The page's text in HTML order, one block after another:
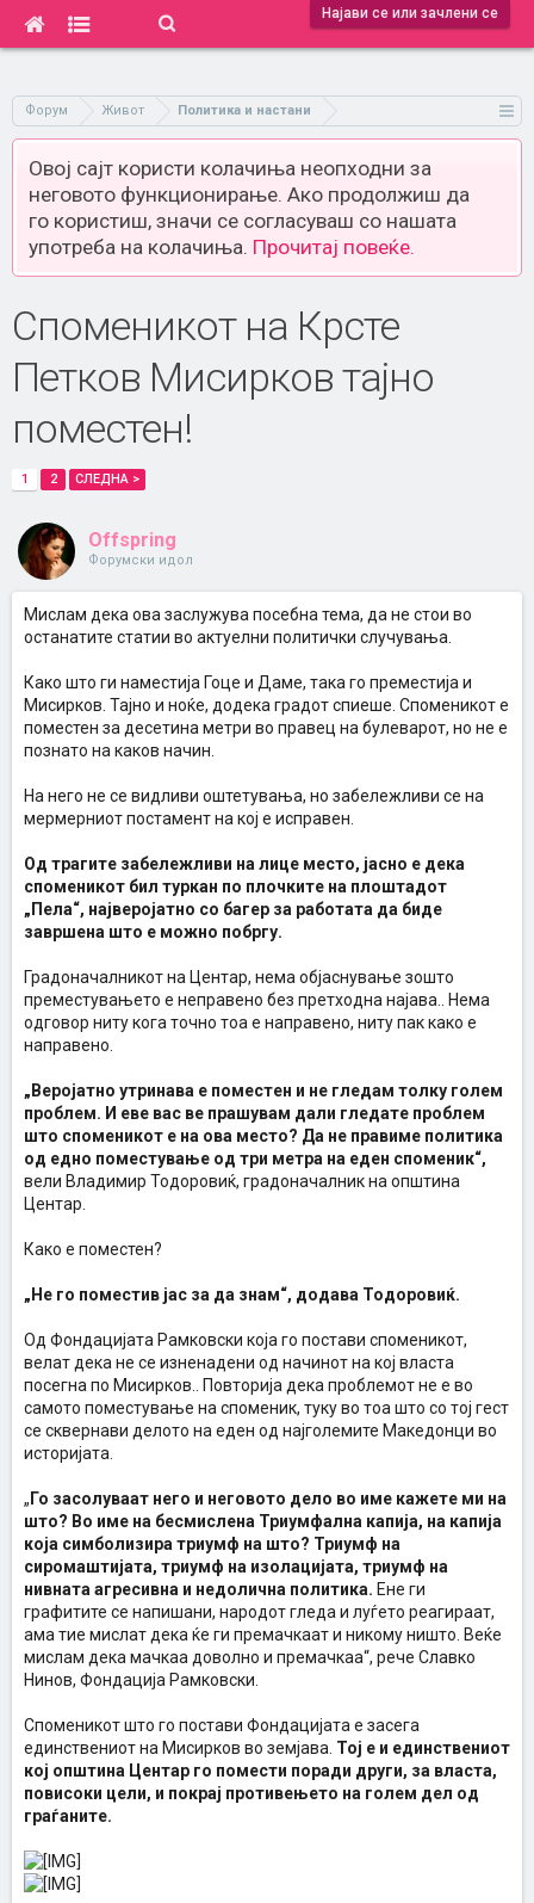
Најави се или зачлени се
Форум Живот Политика и настани
Овој сајт користи колачиња неопходни за
неговото функционирање. Ако продолжиш да
го користиш, значи се согласуваш со нашата
употреба на колачиња. Прочитај повеќе.
Споменикот на Крсте
Петков Мисирков тајно
поместен!
1 2 СЛЕДНА >
Offspring
Форумски идол
Мислам дека ова заслужува посебна тема, да не стои во
останатите статии во актуелни политички случувања.
Како што ги наместија Гоце и Даме, така го преместија и
Мисирков. Тајно и ноќе, додека градот спиеше. Споменикот е
поместен за десетина метри во правец на булеварот, но не е
познато на каков начин.
На него не се видливи оштетувања, но забележливи се на
мермерниот постамент на кој е исправен.
Од трагите забележливи на лице место, јасно е дека
споменикот бил туркан по плочките на плоштадот
„Пела“, најверојатно со багер за работата да биде
завршена што е можно побргу.
Градоначалникот на Центар, нема објаснување зошто
преместувањето е неправено без претходна најава.. Нема
одговор ниту кога точно тоа е направено, ниту пак како е
направено.
„Веројатно утринава е поместен и не гледам толку голем
проблем. И еве вас ве прашувам дали гледате проблем
што споменикот е на ова место? Да не правиме политика
од едно поместување од три метра на еден споменик“,
вели Владимир Тодоровиќ, градоначалник на општина
Центар.
Како е поместен?
„Не го поместив јас за да знам“, додава Тодоровиќ.
Од Фондацијата Рамковски која го постави споменикот,
велат дека не се изненадени од начинот на кој власта
посегна по Мисирков.. Повторија дека проблемот не е во
самото поместување на споменик, туку во тоа што со тој гест
се сквернави делото на еден од најголемите Македонци во
историјата.
„ Го засолуваат него и неговото дело во име кажете ми на
што? Во име на бесмислена Триумфална капија, на капија
која симболизира триумф на што? Триумф на
сиромаштијата, триумф на изолацијата, триумф на
нивната агресивна и недолична политика. Ене ги
графитите се напишани, народот гледа и луѓето реагираат,
ама тие мислат дека ќе ги премачкаат и никому ништо. Веќе
мислам дека мачкаа доволно и премачкаа“, рече Славко
Нинов, Фондација Рамковски.
Споменикот што го постави Фондацијата е засега
единствениот на Мисирков во земјава. Тој е и единствениот
кој општина Центар го помести поради други, за власта,
повисоки цели, и покрај противењето на голем дел од
граѓаните.